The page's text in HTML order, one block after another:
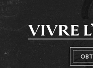
VIVRE